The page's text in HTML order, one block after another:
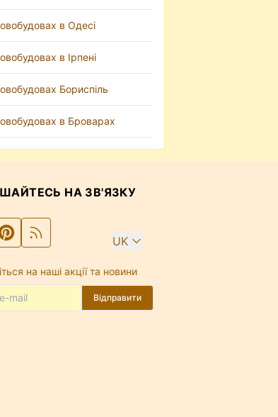
в Одесі
в Ірпені
Бориспіль
в Броварах
НА ЗВ'ЯЗКУ
UK
на наші акції та новини
Відправити